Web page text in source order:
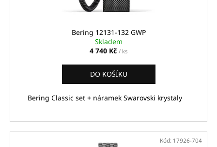
Bering 12131-132 GWP
Skladem
4 740 Kč / ks
DO KOŠÍKU
Bering Classic set + náramek Swarovski krystaly
Kód: 17926-704